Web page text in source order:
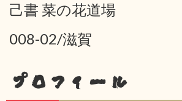
己書 菜の花道場
008-02/滋賀
プロフィール